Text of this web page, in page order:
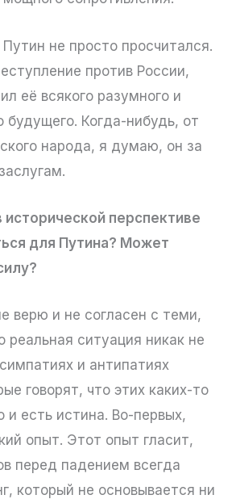
не просто просчитался.
против России,
её всякого разумного и
будущего. Когда-нибудь, от
народа, я думаю, он за
исторической перспективе
для Путина? Может
верю и не согласен с теми,
реальная ситуация никак не
и антипатиях
говорят, что этих каких-то
и есть истина. Во-первых,
опыт. Этот опыт гласит,
перед падением всегда
который не основывается ни